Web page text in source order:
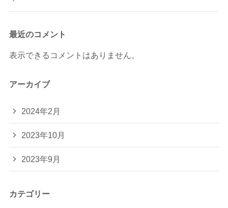
最近のコメント
表示できるコメントはありません。
アーカイブ
2024年2月
2023年10月
2023年9月
カテゴリー